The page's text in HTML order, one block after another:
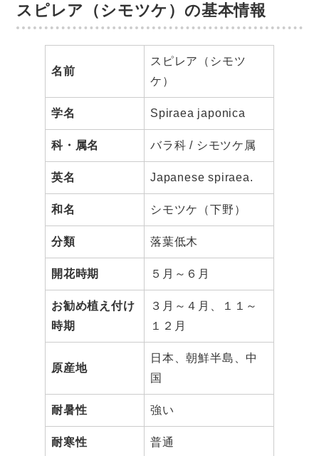
スピレア（シモツケ）の基本情報
名前
スピレア（シモツ
ケ）
学名 Spiraea japonica
科・属名 バラ科 / シモツケ属
英名 Japanese spiraea.
和名 シモツケ（下野）
分類 落葉低木
開花時期 ５月～６月
お勧め植え付け
時期
３月～４月、１１～
１２月
原産地
日本、朝鮮半島、中
国
耐暑性 強い
耐寒性 普通